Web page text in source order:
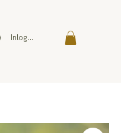
Inloggen